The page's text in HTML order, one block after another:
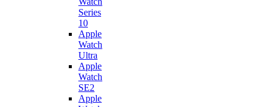
Series
10
Apple
Watch
Ultra
Apple
Watch
SE2
Apple